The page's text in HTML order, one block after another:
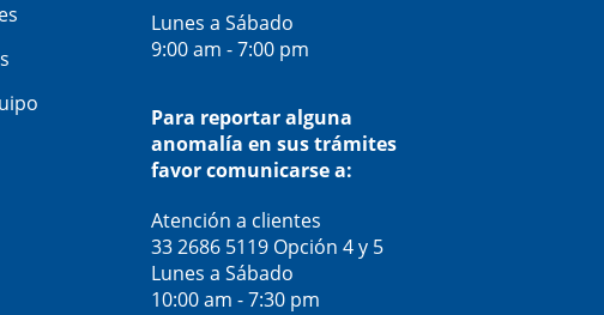
Lunes a Sábado
9:00 am - 7:00 pm
Para reportar alguna
anomalía en sus trámites
favor comunicarse a:
Atención a clientes
33 2686 5119 Opción 4 y 5
Lunes a Sábado
10:00 am - 7:30 pm